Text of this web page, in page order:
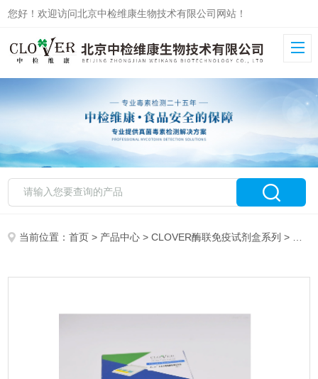
您好！欢迎访问北京中检维康生物技术有限公司网站！
当前位置：首页 > 产品中心 >CLOVER酶联免疫试剂盒系列 >